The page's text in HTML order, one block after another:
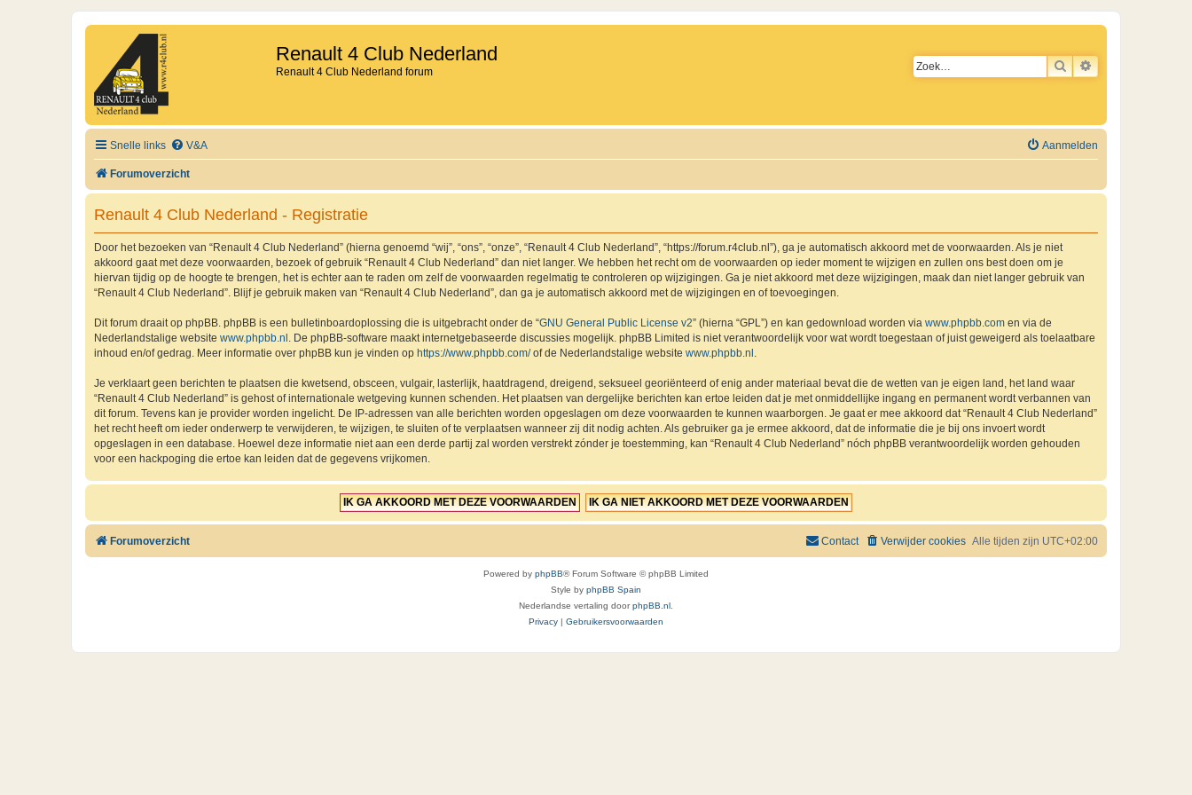
Renault 4 Club Nederland
Renault 4 Club Nederland forum ZOEKUITGEBREID
Snelle links V&A Aanmelden
Forumoverzicht
Renault 4 Club Nederland - Registratie
Door het bezoeken van “Renault 4 Club Nederland” (hierna genoemd “wij”, “ons”, “onze”, “Renault 4 Club Nederland”, “https://forum.r4club.nl”), ga je automatisch akkoord met de voorwaarden. Als je niet
akkoord gaat met deze voorwaarden, bezoek of gebruik “Renault 4 Club Nederland” dan niet langer. We hebben het recht om de voorwaarden op ieder moment te wijzigen en zullen ons best doen om je
hiervan tijdig op de hoogte te brengen, het is echter aan te raden om zelf de voorwaarden regelmatig te controleren op wijzigingen. Ga je niet akkoord met deze wijzigingen, maak dan niet langer gebruik van
“Renault 4 Club Nederland”. Blijf je gebruik maken van “Renault 4 Club Nederland”, dan ga je automatisch akkoord met de wijzigingen en of toevoegingen.
Dit forum draait op phpBB. phpBB is een bulletinboardoplossing die is uitgebracht onder de “GNU General Public License v2” (hierna “GPL”) en kan gedownload worden via www.phpbb.com en via de
Nederlandstalige website www.phpbb.nl . De phpBB-software maakt internetgebaseerde discussies mogelijk. phpBB Limited is niet verantwoordelijk voor wat wordt toegestaan of juist geweigerd als toelaatbare
inhoud en/of gedrag. Meer informatie over phpBB kun je vinden op https://www.phpbb.com/of de Nederlandstalige website www.phpbb.nl .
Je verklaart geen berichten te plaatsen die kwetsend, obsceen, vulgair, lasterlijk, haatdragend, dreigend, seksueel georiënteerd of enig ander materiaal bevat die de wetten van je eigen land, het land waar
“Renault 4 Club Nederland” is gehost of internationale wetgeving kunnen schenden. Het plaatsen van dergelijke berichten kan ertoe leiden dat je met onmiddellijke ingang en permanent wordt verbannen van
dit forum. Tevens kan je provider worden ingelicht. De IP-adressen van alle berichten worden opgeslagen om deze voorwaarden te kunnen waarborgen. Je gaat er mee akkoord dat “Renault 4 Club Nederland”
het recht heeft om ieder onderwerp te verwijderen, te wijzigen, te sluiten of te verplaatsen wanneer zij dit nodig achten. Als gebruiker ga je ermee akkoord, dat de informatie die je bij ons invoert wordt
opgeslagen in een database. Hoewel deze informatie niet aan een derde partij zal worden verstrekt zónder je toestemming, kan “Renault 4 Club Nederland” nóch phpBB verantwoordelijk worden gehouden
voor een hackpoging die ertoe kan leiden dat de gegevens vrijkomen.
Forumoverzicht Alle tijden zijn UTC+02:00
Verwijder cookies
Contact
Powered by phpBB® Forum Software © phpBB Limited
Style by phpBB Spain
Nederlandse vertaling doorphpBB.nl .
Privacy
Gebruikersvoorwaarden